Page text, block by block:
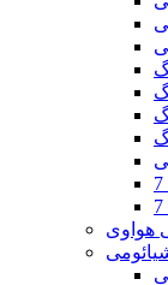
هواوی